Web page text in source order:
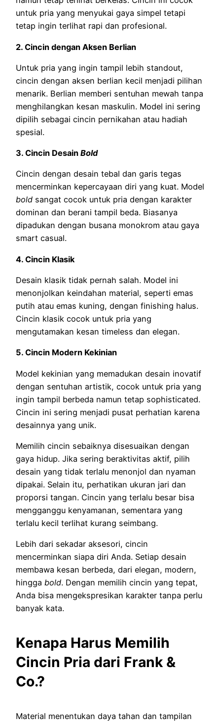
untuk pria yang menyukai gaya simpel tetapi
tetap ingin terlihat rapi dan profesional.
2. Cincin dengan Aksen Berlian
Untuk pria yang ingin tampil lebih standout,
cincin dengan aksen berlian kecil menjadi pilihan
menarik. Berlian memberi sentuhan mewah tanpa
menghilangkan kesan maskulin. Model ini sering
dipilih sebagai cincin pernikahan atau hadiah
spesial.
3. Cincin Desain Bold
Cincin dengan desain tebal dan garis tegas
mencerminkan kepercayaan diri yang kuat. Model
bold sangat cocok untuk pria dengan karakter
dominan dan berani tampil beda. Biasanya
dipadukan dengan busana monokrom atau gaya
smart casual.
4. Cincin Klasik
Desain klasik tidak pernah salah. Model ini
menonjolkan keindahan material, seperti emas
putih atau emas kuning, dengan finishing halus.
Cincin klasik cocok untuk pria yang
mengutamakan kesan timeless dan elegan.
5. Cincin Modern Kekinian
Model kekinian yang memadukan desain inovatif
dengan sentuhan artistik, cocok untuk pria yang
ingin tampil berbeda namun tetap sophisticated.
Cincin ini sering menjadi pusat perhatian karena
desainnya yang unik.
Memilih cincin sebaiknya disesuaikan dengan
gaya hidup. Jika sering beraktivitas aktif, pilih
desain yang tidak terlalu menonjol dan nyaman
dipakai. Selain itu, perhatikan ukuran jari dan
proporsi tangan. Cincin yang terlalu besar bisa
mengganggu kenyamanan, sementara yang
terlalu kecil terlihat kurang seimbang.
Lebih dari sekadar aksesori, cincin
mencerminkan siapa diri Anda. Setiap desain
membawa kesan berbeda, dari elegan, modern,
hingga bold. Dengan memilih cincin yang tepat,
Anda bisa mengekspresikan karakter tanpa perlu
banyak kata.
Kenapa Harus Memilih
Cincin Pria dari Frank &
Co.?
Material menentukan daya tahan dan tampilan